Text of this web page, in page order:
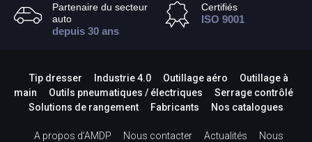
Partenaire du secteur
auto
depuis 30 ans
Certifiés
ISO 9001
Tip dresser Industrie 4.0 Outillage aéro
Outillage à
main
Outils pneumatiques / électriques
Serrage contrôlé
Solutions de rangement
Fabricants Nos catalogues
A propos d’AMDP Nous contacter Actualités
Nous